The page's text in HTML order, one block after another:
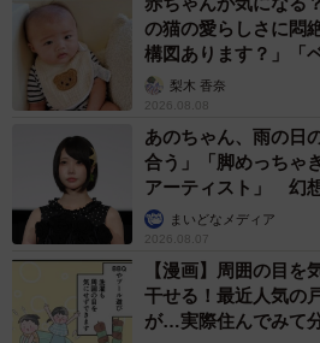
の猫の愛らしさに
構図あります？」「
梨木 香奈
2026.08.08
あのちゃん、雨の日
合う」「脚めっちゃ
アーティスト」 幻
まいどなメディア
2026.08.07
【漫画】周囲の目を
干せる！最近人気の
が…実際住んでみて